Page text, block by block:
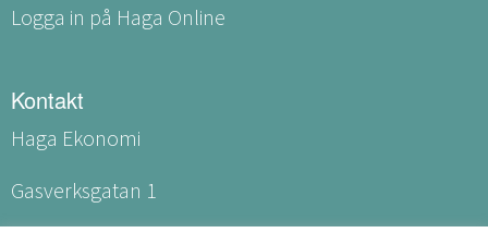
Logga in på Haga Online
Kontakt
Haga Ekonomi
Gasverksgatan 1